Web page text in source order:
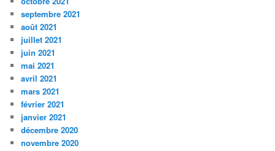
septembre 2021
août 2021
juillet 2021
juin 2021
mai 2021
avril 2021
mars 2021
février 2021
janvier 2021
décembre 2020
novembre 2020